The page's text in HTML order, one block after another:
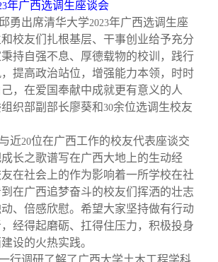
年广西选调生座谈会
勇出席清华大学2023年广西选调生座
校友们扎根基层、干事创业给予充分
持自强不息、厚德载物的校训，践行
提高政治站位，增强能力本领，时时
，在爱国奉献中成就更有意义的人
织部副部长廖葵和30余位选调生校友
近20位在广西工作的校友代表座谈交
长之歌谱写在广西大地上的生动经
在社会上的作为影响着一所学校在社
在广西追梦奋斗的校友们挥洒的壮志
、倍感欣慰。希望大家坚持做有行动
经得起磨砺、扛得住压力，积极投身
设的火热实践。